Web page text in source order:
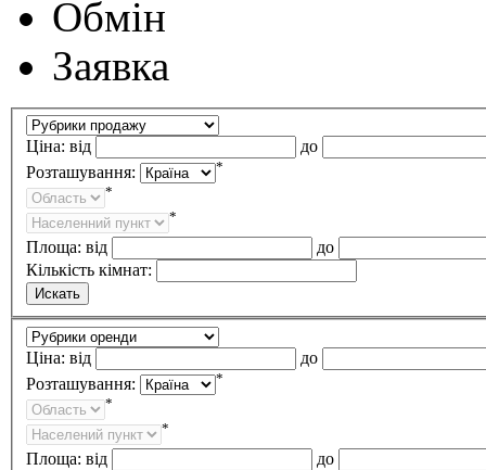
Обмін
Заявка
Ціна: від
до
Розташування:
*
*
*
Площа: від
до
Кількість кімнат:
Ціна: від
до
Розташування:
*
*
*
Площа: від
до